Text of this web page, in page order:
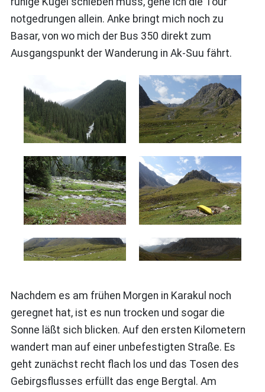
notgedrungen allein. Anke bringt mich noch zu
Basar, von wo mich der Bus 350 direkt zum
Ausgangspunkt der Wanderung in Ak-Suu fährt.
Nachdem es am frühen Morgen in Karakul noch
geregnet hat, ist es nun trocken und sogar die
Sonne läßt sich blicken. Auf den ersten Kilometern
wandert man auf einer unbefestigten Straße. Es
geht zunächst recht flach los und das Tosen des
Gebirgsflusses erfüllt das enge Bergtal. Am